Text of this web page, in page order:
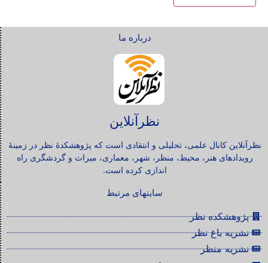
درباره ما
نظرآنلاین
نظرآنلاین کانال علمی، تحلیلی و انتقادی است که پژوهشکدۀ نظر در زمینۀ
رویدادهای هنر، محیط، منظر، شهر، معماری، میراث و گردشگری راه
اندازی کرده است.
سایتهای مرتبط
پژوهشکده نظر
نشریه باغ نظر
نشریه منظر